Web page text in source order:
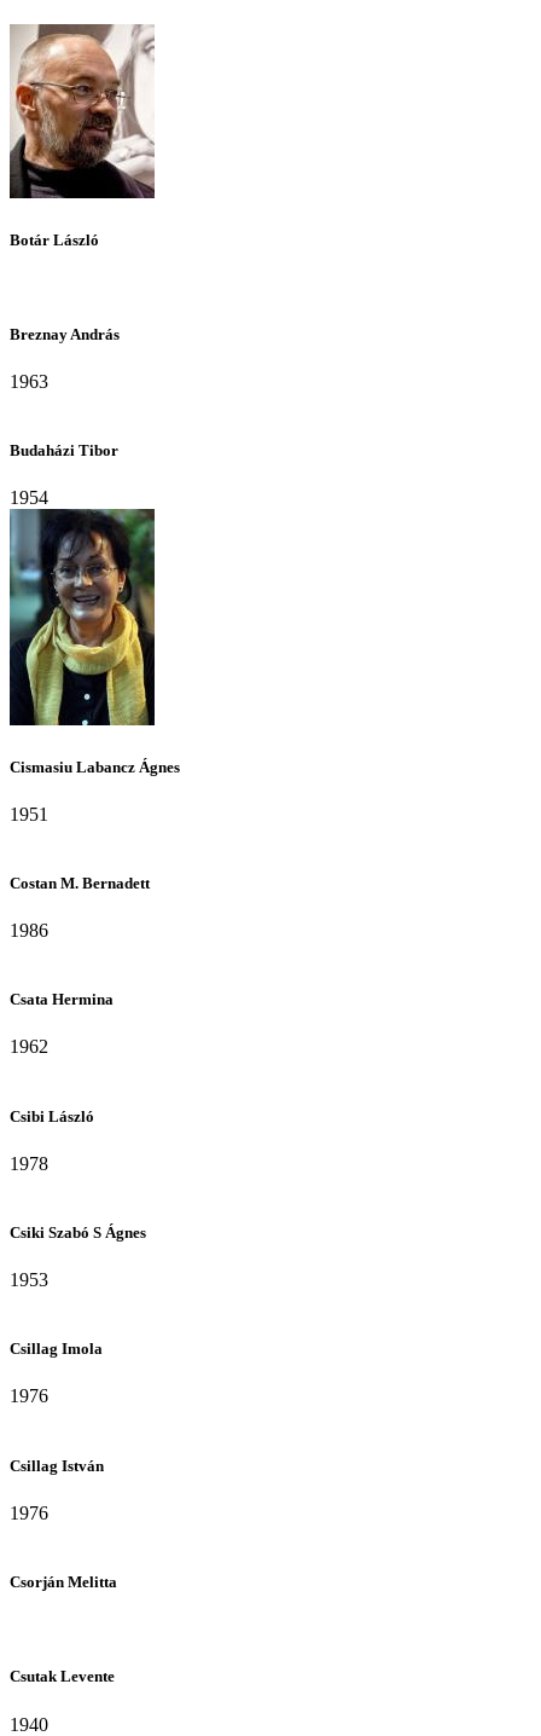
Botár László
Breznay András
1963
Budaházi Tibor
1954
Cismasiu Labancz Ágnes
1951
Costan M. Bernadett
1986
Csata Hermina
1962
Csibi László
1978
Csiki Szabó S Ágnes
1953
Csillag Imola
1976
Csillag István
1976
Csorján Melitta
Csutak Levente
1940